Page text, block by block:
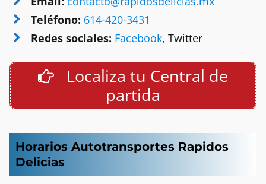
Teléfono: 614-420-3431
Redes sociales: Facebook, Twitter
Localiza tu Central de
partida
Horarios Autotransportes Rapidos
Delicias